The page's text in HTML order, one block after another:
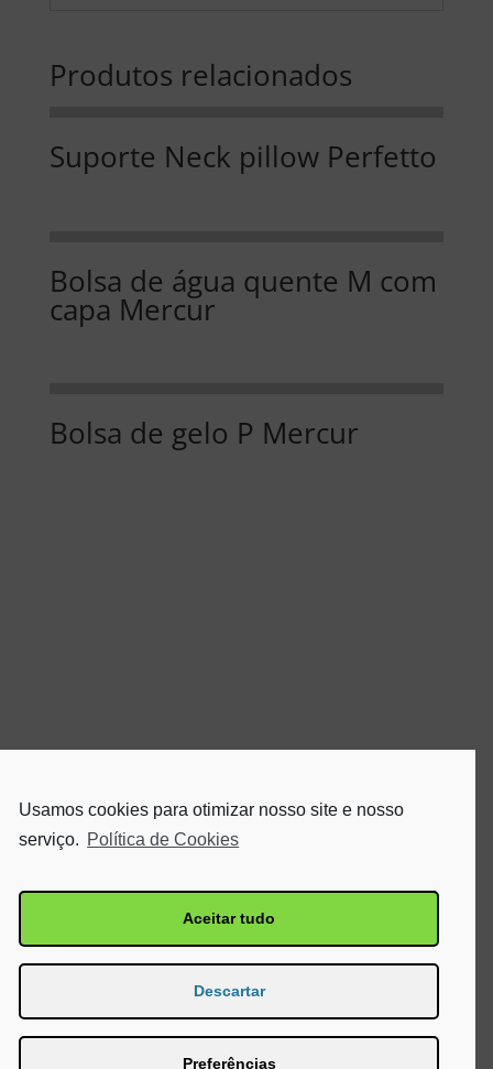
Produtos relacionados
Suporte Neck pillow Perfetto
Bolsa de água quente M com
capa Mercur
Bolsa de gelo P Mercur
Usamos cookies para otimizar nosso site e nosso
serviço. Política de Cookies
Aceitar tudo
Descartar
Preferências